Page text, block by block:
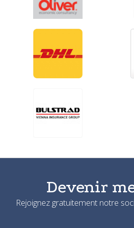
Devenir
Rejoignez gratuitement notre